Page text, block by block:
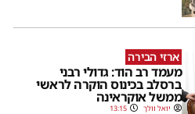
ארזי הבירה
מעמד רב הוד: גדולי רבני
ברסלב בכינוס הוקרה לראשי
ממשל אוקראינה
יואל וולך 13:15